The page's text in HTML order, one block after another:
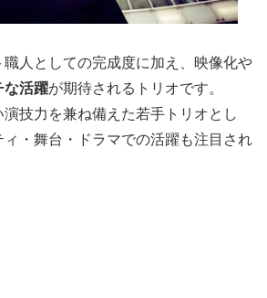
人としての完成度に加え、映像化や
な活躍が期待されるトリオです。
技力を兼ね備えた若手トリオとし
・舞台・ドラマでの活躍も注目され